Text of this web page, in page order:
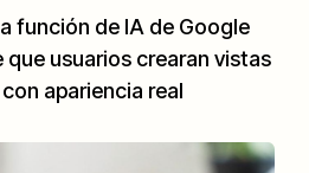
función de IA de Google
que usuarios crearan vistas
apariencia real